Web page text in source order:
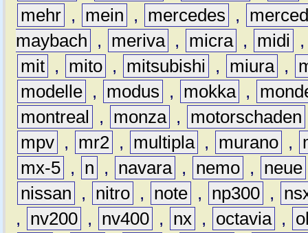
mehr , mein , mercedes ,
maybach
, meriva , micra , midi
mit , mito , mitsubishi , miura ,
modelle , modus , mokka ,
montreal
, monza , motorschaden
mpv , mr2 , multipla , murano ,
mx-5 , n , navara , nemo , neue
nissan
, nitro , note , np300 ,
,
nv200 , nv400 , nx , octavia ,